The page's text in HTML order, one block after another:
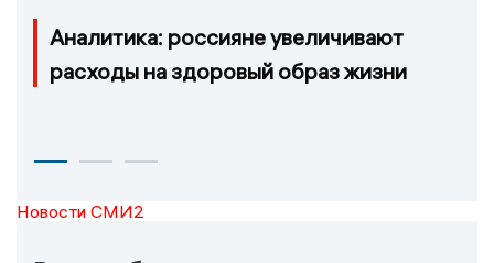
Аналитика: россияне увеличивают
расходы на здоровый образ жизни
Новости СМИ2